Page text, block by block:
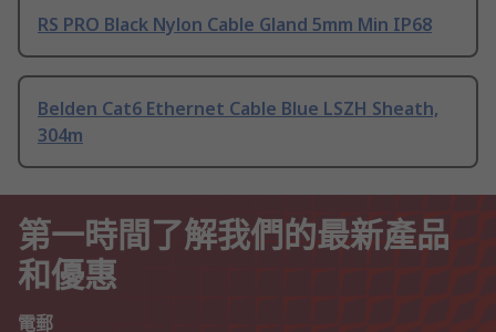
RS PRO Black Nylon Cable Gland 5mm Min IP68
Belden Cat6 Ethernet Cable Blue LSZH Sheath,
304m
第一時間了解我們的最新產品
和優惠
電郵